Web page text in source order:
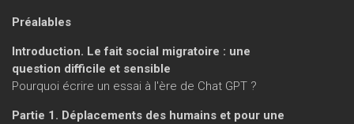
Préalables
Introduction. Le fait social migratoire : une
question difficile et sensible
Pourquoi écrire un essai à l'ère de Chat GPT ?
Partie 1. Déplacements des humains et pour une